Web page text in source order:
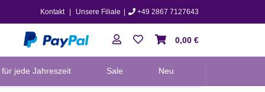
Kontakt Unsere Filiale +49 2867 7127643
0,00 €
für jede Jahreszeit Sale Neu